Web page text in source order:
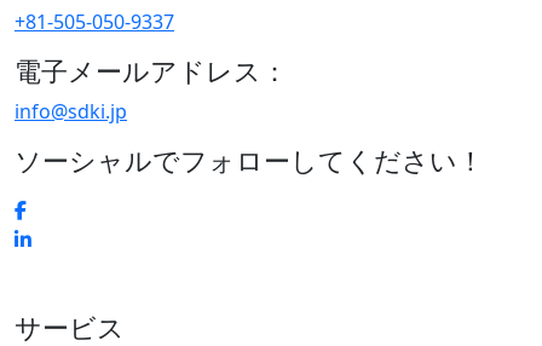
+81-505-050-9337
電子メールアドレス：
info@sdki.jp
ソーシャルでフォローしてください！
サービス